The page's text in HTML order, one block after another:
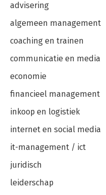
advisering
algemeen management
coaching en trainen
communicatie en media
economie
financieel management
inkoop en logistiek
internet en social media
it-management / ict
juridisch
leiderschap